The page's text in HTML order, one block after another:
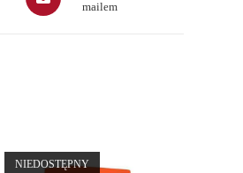
in
mailem
NIEDOSTĘPNY